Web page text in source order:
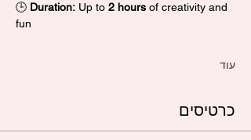
🕒 Duration: Up to 2 hours of creativity and
fun
עוד
כרטיסים